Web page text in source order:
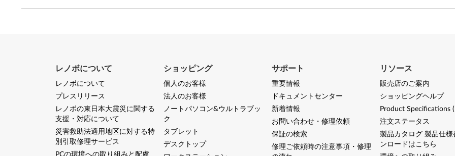
レノボについて
レノボについて
プレスリリース
レノボの東日本大震災に関する
支援・対応について
災害救助法適用地区に対する特
別引取修理サービス
PCの環境への取り組みと配慮
ショッピング
個人のお客様
法人のお客様
ノートパソコン&ウルトラブッ
ク
タブレット
デスクトップ
サポート
重要情報
ドキュメントセンター
新着情報
お問い合わせ・修理依頼
保証の検索
修理ご依頼時の注意事項・修理
リソース
販売店のご案内
ショッピングヘルプ
Product Specifications
注文ステータス
製品カタログ 製品仕様
ンロードはこちら